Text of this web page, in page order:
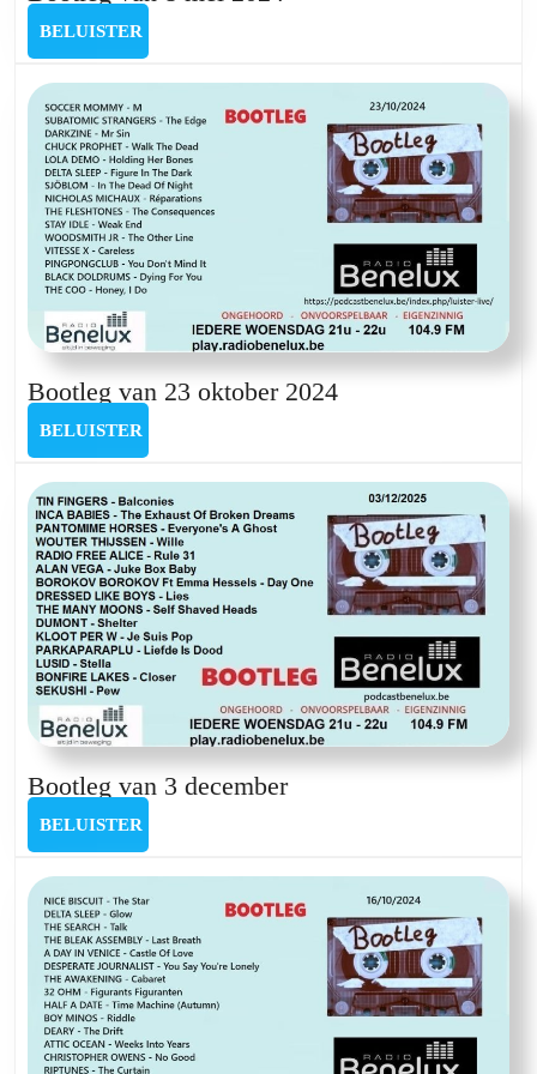
mei
2024
BELUISTER
Bootleg van 23 oktober 2024Bootleg
oktober
2024
BELUISTER
Bootleg van 3 decemberBootleg
december
BELUISTER